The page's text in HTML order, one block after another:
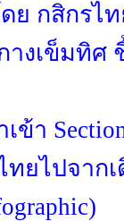
ย กสิกรไ
างเข็มทิศ
ข้า
ทยไปจาก